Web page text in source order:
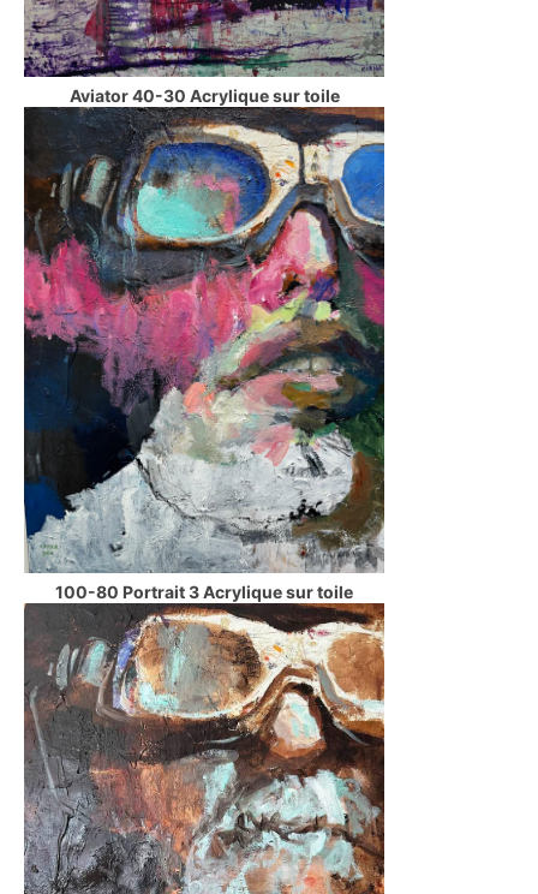
Aviator 40-30 Acrylique sur toile
100-80 Portrait 3 Acrylique sur toile